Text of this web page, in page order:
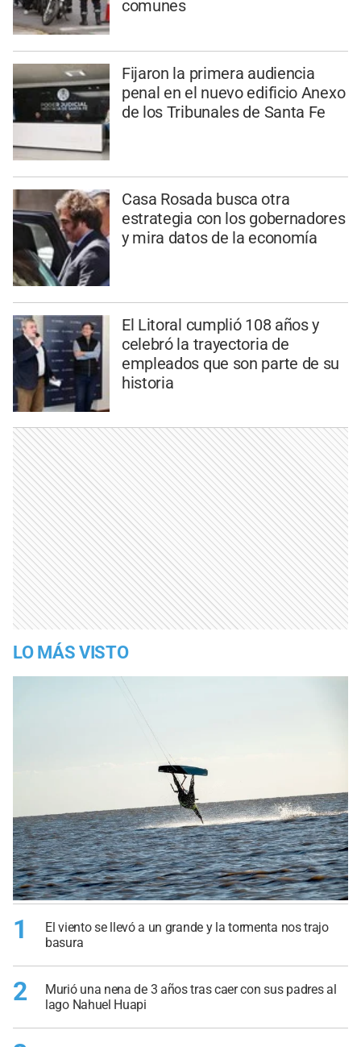
comunes
Fijaron la primera audiencia
penal en el nuevo edificio Anexo
de los Tribunales de Santa Fe
Casa Rosada busca otra
estrategia con los gobernadores
y mira datos de la economía
El Litoral cumplió 108 años y
celebró la trayectoria de
empleados que son parte de su
historia
LO MÁS VISTO
1
El viento se llevó a un grande y la tormenta nos trajo
basura
2
Murió una nena de 3 años tras caer con sus padres al
lago Nahuel Huapi